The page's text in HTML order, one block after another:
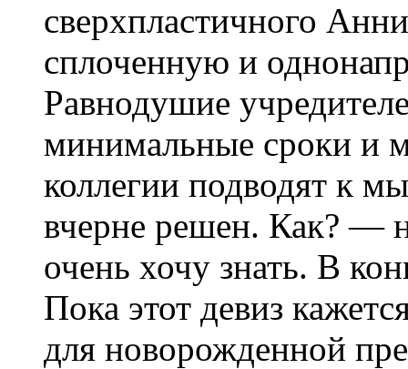
сверхпластичного
сплоченную и
Равнодушие
минимальные сроки и
коллегии подводят к
вчерне решен. Как? —
очень хочу знать. В
Пока этот девиз
для новорожденной